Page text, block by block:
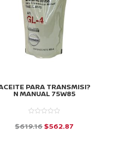
PARA TRANSMISI?
N MANUAL 75W85
$619.16El
$562.87